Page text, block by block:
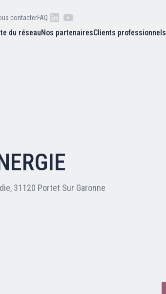
contacterFAQ
du réseauNos partenairesClients professionnels
Carte du réseau
31120 Portet Sur Garonne